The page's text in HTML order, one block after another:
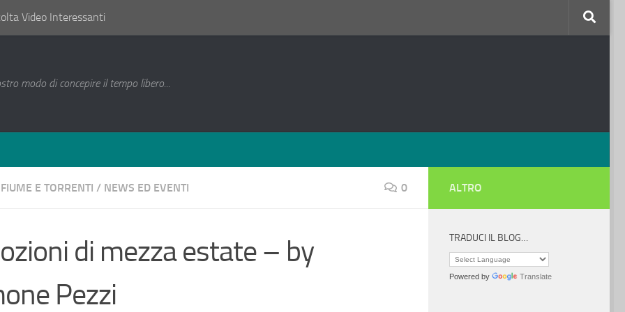
Video Interessanti
modo di concepire il tempo libero...
E TORRENTI / NEWS ED EVENTI 0
di mezza estate – by
Pezzi
ALTRO
TRADUCI IL BLOG…
Powered by Translate